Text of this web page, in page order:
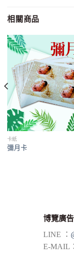
相關商品
卡紙
彌月卡
博覽廣
LINE ：
E-MAIL：